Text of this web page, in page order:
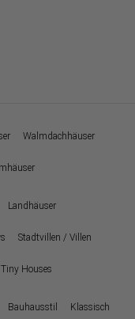
Walmdachhäuser
Landhäuser
Stadtvillen / Villen
Tiny Houses
Bauhausstil Klassisch